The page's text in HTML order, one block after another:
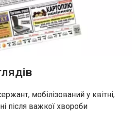
мобілізований у квітні,
після важкої хвороби